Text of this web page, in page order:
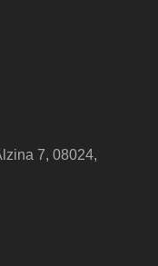
7, 08024,